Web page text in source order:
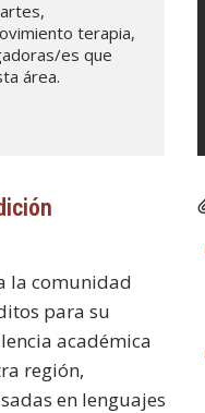
terapia,
es que
área.
la comunidad
para su
académica
región,
en lenguajes